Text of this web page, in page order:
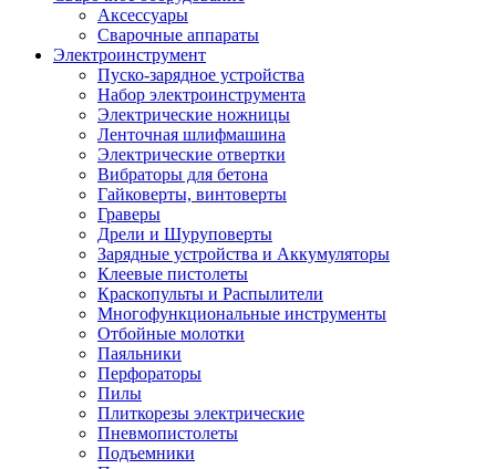
Аксессуары
Сварочные аппараты
Электроинструмент
Пуско-зарядное устройства
Набор электроинструмента
Электрические ножницы
Ленточная шлифмашина
Электрические отвертки
Вибраторы для бетона
Гайковерты, винтоверты
Граверы
Дрели и Шуруповерты
Зарядные устройства и Аккумуляторы
Клеевые пистолеты
Краскопульты и Распылители
Многофункциональные инструменты
Отбойные молотки
Паяльники
Перфораторы
Пилы
Плиткорезы электрические
Пневмопистолеты
Подъемники